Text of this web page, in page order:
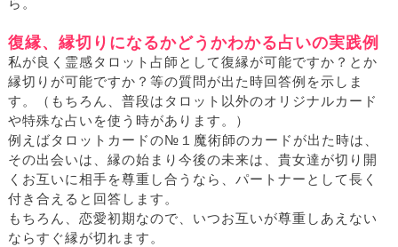
ら。
復縁、縁切りになるかどうかわかる占いの実践例
私が良く霊感タロット占師として復縁が可能ですか？とか
縁切りが可能ですか？等の質問が出た時回答例を示しま
す。（もちろん、普段はタロット以外のオリジナルカード
や特殊な占いを使う時があります。）
例えばタロットカードの№１魔術師のカードが出た時は、
その出会いは、縁の始まり今後の未来は、貴女達が切り開
くお互いに相手を尊重し合うなら、パートナーとして長く
付き合えると回答します。
もちろん、恋愛初期なので、いつお互いが尊重しあえない
ならすぐ縁が切れます。